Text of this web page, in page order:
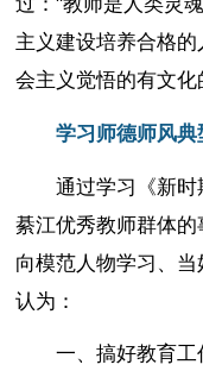
主义建设培养合格
会主义觉悟的有文化
学习师德师风典
通过学习《新
綦江优秀教师群体
向模范人物学习、
认为：
一、搞好教育工